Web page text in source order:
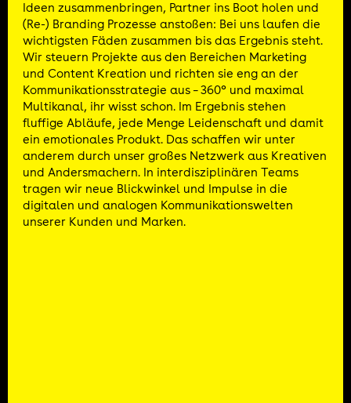
Ideen zusammenbringen, Partner ins Boot holen und
(Re-) Branding Prozesse anstoßen: Bei uns laufen die
wichtigsten Fäden zusammen bis das Ergebnis steht.
Wir steuern Projekte aus den Bereichen Marketing
und Content Kreation und richten sie eng an der
Kommunikationsstrategie aus – 360° und maximal
Multikanal, ihr wisst schon. Im Ergebnis stehen
fluffige Abläufe, jede Menge Leidenschaft und damit
ein emotionales Produkt. Das schaffen wir unter
anderem durch unser großes Netzwerk aus Kreativen
und Andersmachern. In interdisziplinären Teams
tragen wir neue Blickwinkel und Impulse in die
digitalen und analogen Kommunikationswelten
unserer Kunden und Marken.